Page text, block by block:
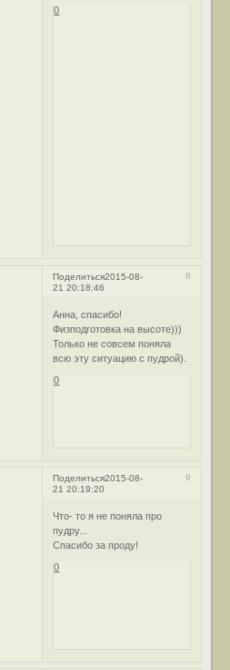
0
Поделиться 8
2015-08-
21 20:18:46
Анна, спасибо!
Физподготовка на высоте)))
Только не совсем поняла
всю эту ситуацию с пудрой).
0
Поделиться 9
2015-08-
21 20:19:20
Что- то я не поняла про
пудру...
Спасибо за проду!
0